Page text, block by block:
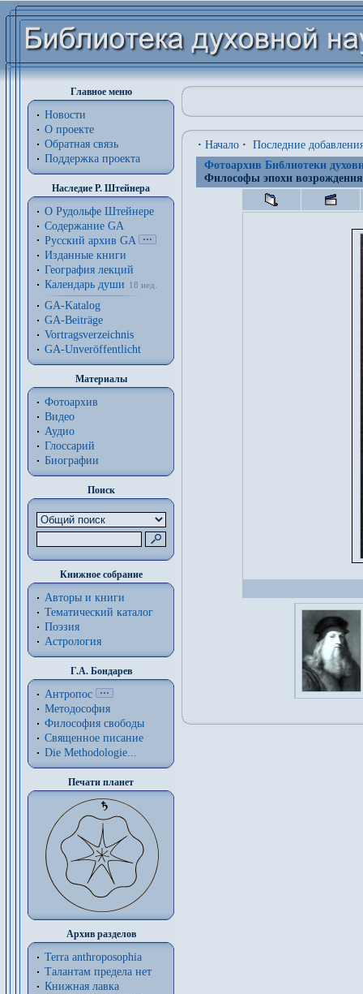
Главное меню
Новости
О проекте
Обратная связь
Поддержка проекта
Наследие Р. Штейнера
О Рудольфе Штейнере
Содержание GA
Русский архив GA
Изданные книги
География лекций
Календарь души
18 нед.
GA-Katalog
GA-Beiträge
Vortragsverzeichnis
GA-Unveröffentlicht
Материалы
Фотоархив
Видео
Аудио
Глоссарий
Биографии
Поиск
Книжное собрание
Авторы и книги
Тематический каталог
Поэзия
Астрология
Г.А. Бондарев
Антропос
Методософия
Философия cвободы
Священное писание
Die Methodologie...
Печати планет
Архив разделов
Terra anthroposophia
Талантам предела нет
Книжная лавка
· Начало · Последние
Фотоархив Библиотеки
Философы эпохи